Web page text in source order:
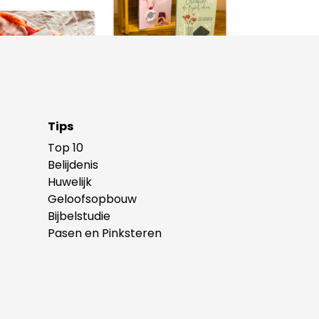
Tips
Top 10
Belijdenis
Huwelijk
Geloofsopbouw
Bijbelstudie
Pasen en Pinksteren